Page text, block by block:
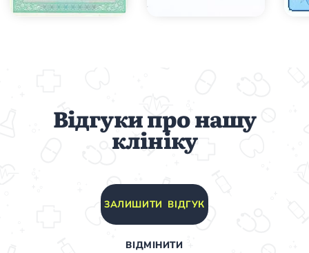
Відгуки про нашу
клініку
ЗАЛИШИТИ ВІДГУК
ВІДМІНИТИ